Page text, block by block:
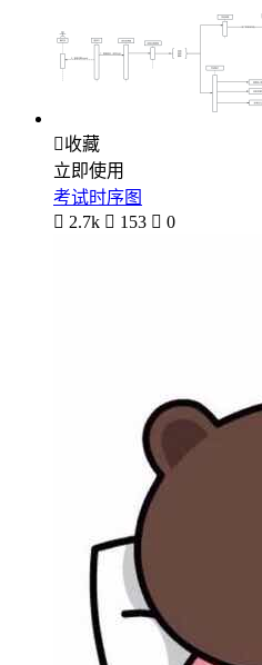
收藏
立即使用
考试时序图
 2.7k  153  0